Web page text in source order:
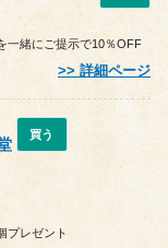
一緒にご提示で10％OFF
詳細ページ
買う
プレゼント